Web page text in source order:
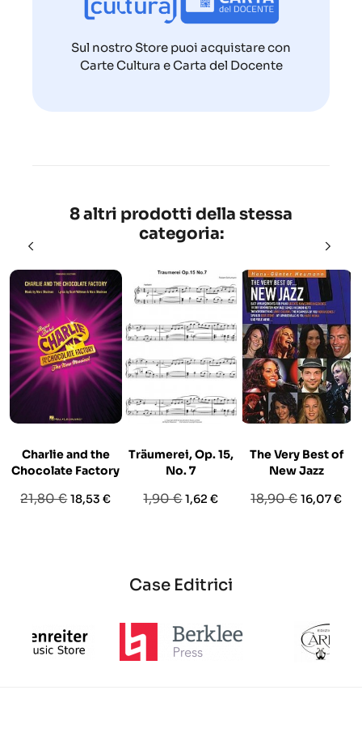
Sul nostro Store puoi acquistare con
Carte Cultura e Carta del Docente
8 altri prodotti della stessa
categoria:
Charlie and the
Chocolate Factory
Prezzo
21,80 €Prezzo
18,53 €
Träumerei, Op. 15,
No. 7
Prezzo
1,90 €Prezzo
1,62 €
The Very Best of
New Jazz
Prezzo
18,90 € Prezzo
16,07 €
Case Editrici